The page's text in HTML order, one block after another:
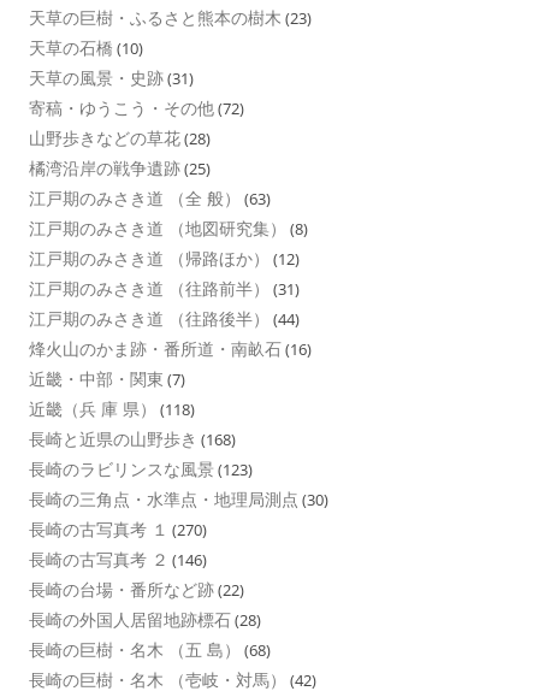
天草の巨樹・ふるさと熊本の樹木 (23)
天草の石橋 (10)
天草の風景・史跡(31)
寄稿・ゆうこう・その他(72)
山野歩きなどの草花(28)
橘湾沿岸の戦争遺跡(25)
江戸期のみさき道 （全 般） (63)
江戸期のみさき道 （地図研究集） (8)
江戸期のみさき道 （帰路ほか） (12)
江戸期のみさき道 （往路前半） (31)
江戸期のみさき道 （往路後半） (44)
烽火山のかま跡・番所道・南畝石(16)
近畿・中部・関東 (7)
近畿（兵 庫 県） (118)
長崎と近県の山野歩き (168)
長崎のラビリンスな風景 (123)
長崎の三角点・水準点・地理局測点 (30)
長崎の古写真考 １ (270)
長崎の古写真考 ２ (146)
長崎の台場・番所など跡(22)
長崎の外国人居留地跡標石(28)
長崎の巨樹・名木 （五 島） (68)
長崎の巨樹・名木 （壱岐・対馬） (42)